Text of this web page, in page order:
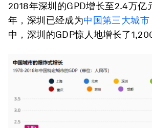
2018年深圳的GPD增长至2.4万亿
年，深圳已经成为中国第三大城市
中，深圳的GDP惊人地增长了